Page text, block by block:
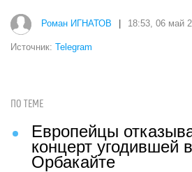
Роман ИГНАТОВ 18:53, 06 май
Источник: Telegram
ПО ТЕМЕ
Европейцы
концерт угодившей
Орбакайте